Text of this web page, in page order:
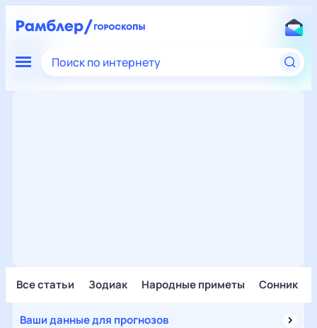
Поиск по интернету
Все статьи Зодиак Народные приметы Сонник
Ваши данные для прогнозов